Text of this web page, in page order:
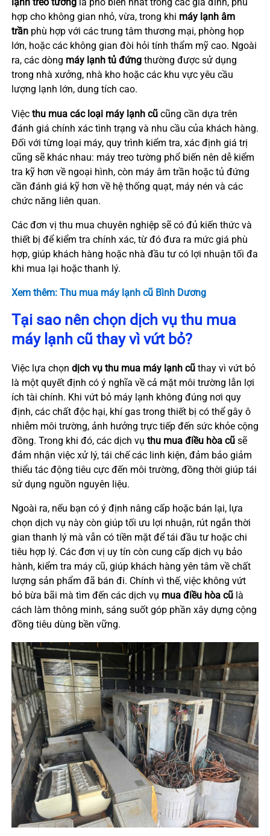
hợp cho không gian nhỏ, vừa, trong khi máy lạnh âm
trầnphù hợp với các trung tâm thương mại, phòng họp
lớn, hoặc các không gian đòi hỏi tính thẩm mỹ cao. Ngoài
ra, các dòng máy lạnh tủ đứngthường được sử dụng
trong nhà xưởng, nhà kho hoặc các khu vực yêu cầu
lượng lạnh lớn, dung tích cao.
Việc thu mua các loại máy lạnh cũcũng cần dựa trên
đánh giá chính xác tình trạng và nhu cầu của khách hàng.
Đối với từng loại máy, quy trình kiểm tra, xác định giá trị
cũng sẽ khác nhau: máy treo tường phổ biến nên dễ kiểm
tra kỹ hơn về ngoại hình, còn máy âm trần hoặc tủ đứng
cần đánh giá kỹ hơn về hệ thống quạt, máy nén và các
chức năng liên quan.
Các đơn vị thu mua chuyên nghiệp sẽ có đủ kiến thức và
thiết bị để kiểm tra chính xác, từ đó đưa ra mức giá phù
hợp, giúp khách hàng hoặc nhà đầu tư có lợi nhuận tối đa
khi mua lại hoặc thanh lý.
Xem thêm: Thu mua máy lạnh cũ Bình Dương
Tại sao nên chọn dịch vụ thu mua
máy lạnh cũ thay vì vứt bỏ?
Việc lựa chọn dịch vụ thu mua máy lạnh cũthay vì vứt bỏ
là một quyết định có ý nghĩa về cả mặt môi trường lẫn lợi
ích tài chính. Khi vứt bỏ máy lạnh không đúng nơi quy
định, các chất độc hại, khí gas trong thiết bị có thể gây ô
nhiễm môi trường, ảnh hưởng trực tiếp đến sức khỏe cộng
đồng. Trong khi đó, các dịch vụ thu mua điều hòa cũsẽ
đảm nhận việc xử lý, tái chế các linh kiện, đảm bảo giảm
thiểu tác động tiêu cực đến môi trường, đồng thời giúp tái
sử dụng nguồn nguyên liệu.
Ngoài ra, nếu bạn có ý định nâng cấp hoặc bán lại, lựa
chọn dịch vụ này còn giúp tối ưu lợi nhuận, rút ngắn thời
gian thanh lý mà vẫn có tiền mặt để tái đầu tư hoặc chi
tiêu hợp lý. Các đơn vị uy tín còn cung cấp dịch vụ bảo
hành, kiểm tra máy cũ, giúp khách hàng yên tâm về chất
lượng sản phẩm đã bán đi. Chính vì thế, việc không vứt
bỏ bừa bãi mà tìm đến các dịch vụ mua điều hòa cũlà
cách làm thông minh, sáng suốt góp phần xây dựng cộng
đồng tiêu dùng bền vững.